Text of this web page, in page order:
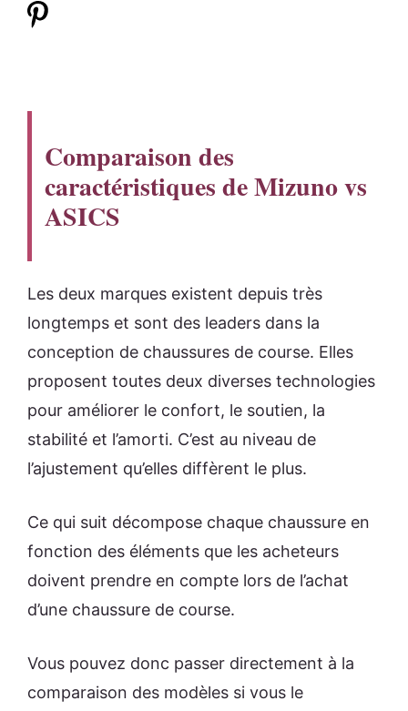
Comparaison des
caractéristiques de Mizuno vs
ASICS
Les deux marques existent depuis très
longtemps et sont des leaders dans la
conception de chaussures de course. Elles
proposent toutes deux diverses technologies
pour améliorer le confort, le soutien, la
stabilité et l’amorti. C’est au niveau de
l’ajustement qu’elles diffèrent le plus.
Ce qui suit décompose chaque chaussure en
fonction des éléments que les acheteurs
doivent prendre en compte lors de l’achat
d’une chaussure de course.
Vous pouvez donc passer directement à la
comparaison des modèles si vous le